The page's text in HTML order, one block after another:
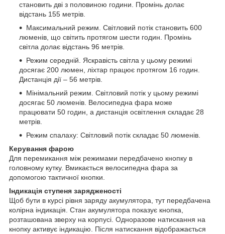
становить дві з половиною години. Промінь долає
відстань 155 метрів.
Максимальний режим. Світловий потік становить 600
люменів, що світить протягом шести годин. Промінь
світла долає відстань 96 метрів.
Режим середній. Яскравість світла у цьому режимі
досягає 200 люмен, ліхтар працює протягом 16 годин.
Дистанція дії – 56 метрів.
Мінімальний режим. Світловий потік у цьому режимі
досягає 50 люменів. Велосипедна фара може
працювати 50 годин, а дистанція освітлення складає 28
метрів.
Режим спалаху: Світловий потік складає 50 люменів.
Керування фарою
Для перемикання між режимами передбачено кнопку в
головному кутку. Вмикається велосипедна фара за
допомогою тактичної кнопки.
Індикація ступеня зарядженості
Щоб бути в курсі рівня заряду акумулятора, тут передбачена
колірна індикація. Стан акумулятора показує кнопка,
розташована зверху на корпусі. Одноразове натискання на
кнопку активує індикацію. Після натискання відображається